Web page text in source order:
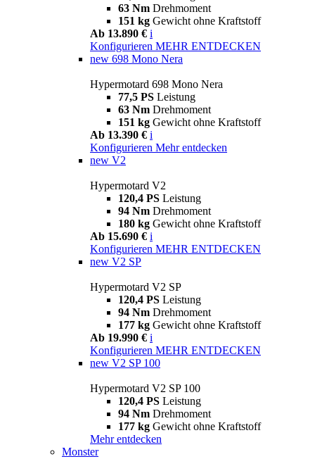
63 Nm Drehmoment
151 kg Gewicht ohne Kraftstoff
Ab 13.890 € i
Konfigurieren MEHR ENTDECKEN
new 698 Mono Nera
Hypermotard 698 Mono Nera
77,5 PS Leistung
63 Nm Drehmoment
151 kg Gewicht ohne Kraftstoff
Ab 13.390 € i
Konfigurieren Mehr entdecken
new V2
Hypermotard V2
120,4 PS Leistung
94 Nm Drehmoment
180 kg Gewicht ohne Kraftstoff
Ab 15.690 € i
Konfigurieren MEHR ENTDECKEN
new V2 SP
Hypermotard V2 SP
120,4 PS Leistung
94 Nm Drehmoment
177 kg Gewicht ohne Kraftstoff
Ab 19.990 € i
Konfigurieren MEHR ENTDECKEN
new V2 SP 100
Hypermotard V2 SP 100
120,4 PS Leistung
94 Nm Drehmoment
177 kg Gewicht ohne Kraftstoff
Mehr entdecken
Monster